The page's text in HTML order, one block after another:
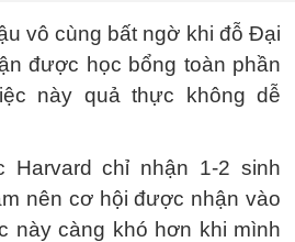
vô cùng bất ngờ khi đỗ Đại
được học bổng toàn phần
này quả thực không dễ
Harvard chỉ nhận 1-2 sinh
nên cơ hội được nhận vào
này càng khó hơn khi mình